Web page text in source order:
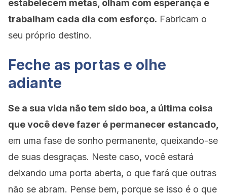
estabelecem metas, olham com esperança e
trabalham cada dia com esforço. Fabricam o
seu próprio destino.
Feche as portas e olhe
adiante
Se a sua vida não tem sido boa, a última coisa
que você deve fazer é permanecer estancado,
em uma fase de sonho permanente, queixando-se
de suas desgraças. Neste caso, você estará
deixando uma porta aberta, o que fará que outras
não se abram. Pense bem, porque se isso é o que